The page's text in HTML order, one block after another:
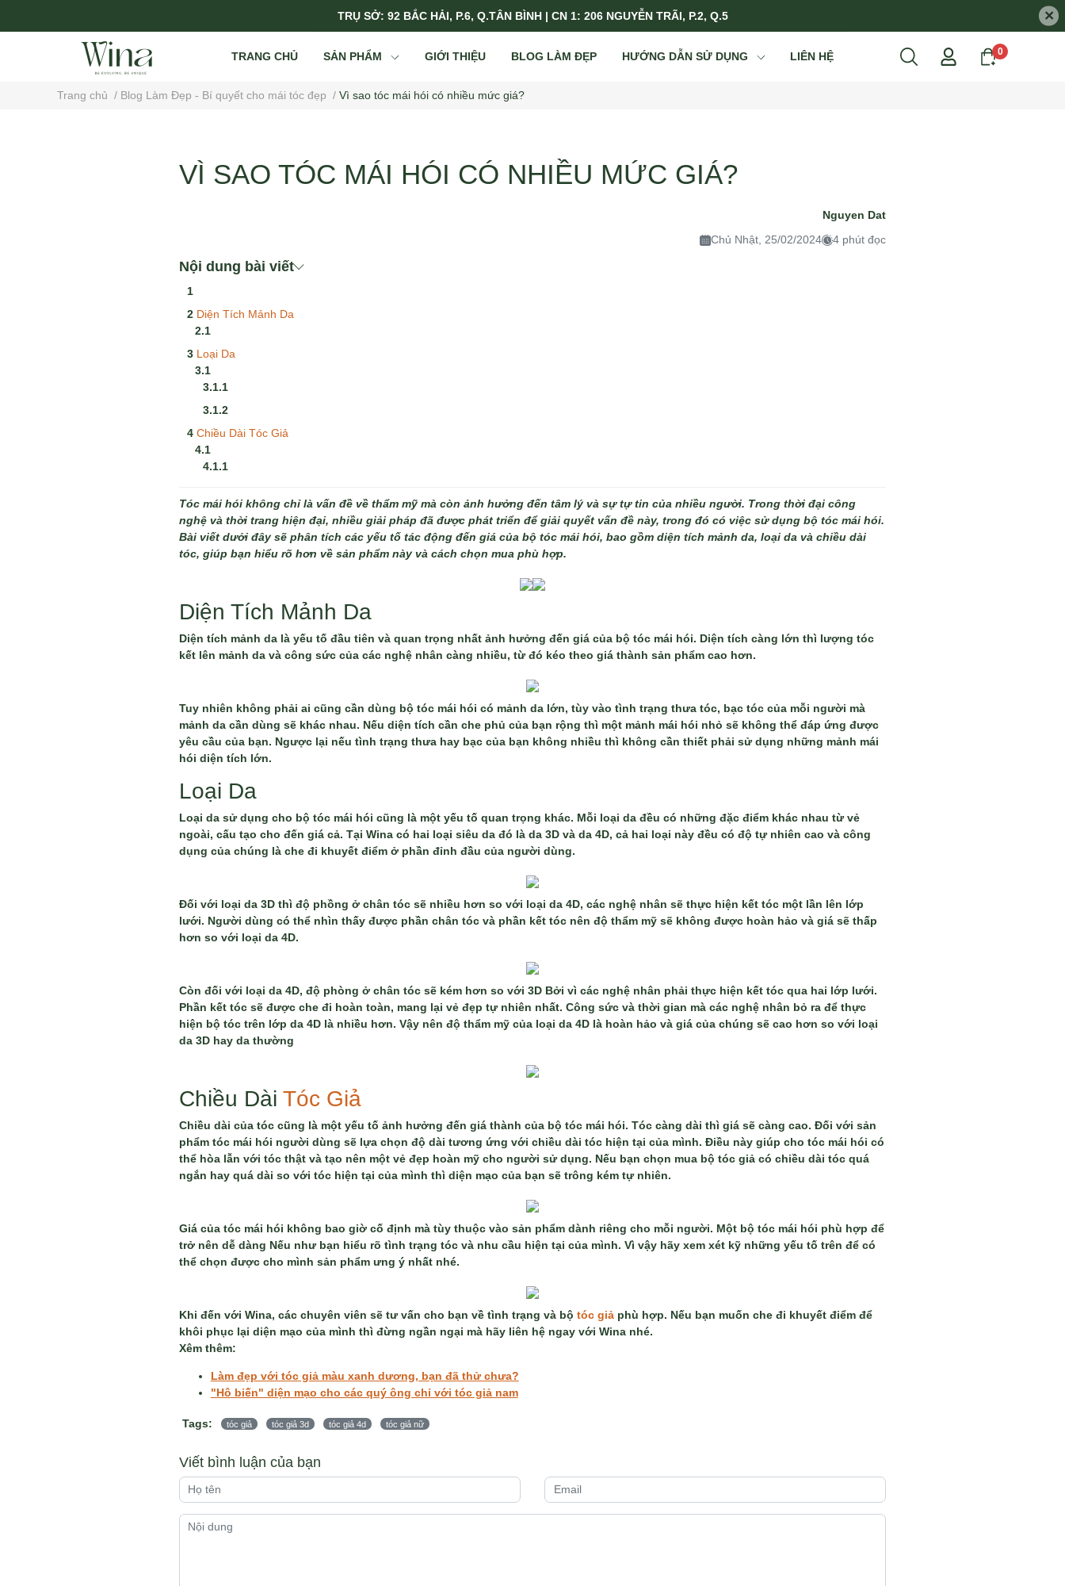
TRỤ SỞ: 92 BẮC HẢI, P.6, Q.TÂN BÌNH | CN 1: 206 NGUYỄN TRÃI, P.2, Q.5 ×
TRANG CHỦ SẢN PHẨM GIỚI THIỆU BLOG LÀM ĐẸP HƯỚNG DẪN SỬ DỤNG LIÊN HỆ 0
Trang chủ / Blog Làm Đẹp - Bí quyết cho mái tóc đẹp / Vì sao tóc mái hói có nhiều mức giá?
VÌ SAO TÓC MÁI HÓI CÓ NHIỀU MỨC GIÁ?
Nguyen Dat
Chủ Nhật, 25/02/2024
4 phút đọc
Nội dung bài viết
Diện Tích Mảnh Da
Loại Da
Chiều Dài Tóc Giả
Tóc mái hói không chỉ là vấn đề về thẩm mỹ mà còn ảnh hưởng đến tâm lý và sự tự tin của nhiều người. Trong thời đại công
nghệ và thời trang hiện đại, nhiều giải pháp đã được phát triển để giải quyết vấn đề này, trong đó có việc sử dụng bộ tóc mái hói.
Bài viết dưới đây sẽ phân tích các yếu tố tác động đến giá của bộ tóc mái hói, bao gồm diện tích mảnh da, loại da và chiều dài
tóc, giúp bạn hiểu rõ hơn về sản phẩm này và cách chọn mua phù hợp.
Diện Tích Mảnh Da
Diện tích mảnh da là yếu tố đầu tiên và quan trọng nhất ảnh hưởng đến giá của bộ tóc mái hói. Diện tích càng lớn thì lượng tóc
kết lên mảnh da và công sức của các nghệ nhân càng nhiều, từ đó kéo theo giá thành sản phẩm cao hơn.
Tuy nhiên không phải ai cũng cần dùng bộ tóc mái hói có mảnh da lớn, tùy vào tình trạng thưa tóc, bạc tóc của mỗi người mà
mảnh da cần dùng sẽ khác nhau. Nếu diện tích cần che phủ của bạn rộng thì một mảnh mái hói nhỏ sẽ không thể đáp ứng được
yêu cầu của bạn. Ngược lại nếu tình trạng thưa hay bạc của bạn không nhiều thì không cần thiết phải sử dụng những mảnh mái
hói diện tích lớn.
Loại Da
Loại da sử dụng cho bộ tóc mái hói cũng là một yếu tố quan trọng khác. Mỗi loại da đều có những đặc điểm khác nhau từ vẻ
ngoài, cấu tạo cho đến giá cả. Tại Wina có hai loại siêu da đó là da 3D và da 4D, cả hai loại này đều có độ tự nhiên cao và công
dụng của chúng là che đi khuyết điểm ở phần đỉnh đầu của người dùng.
Đối với loại da 3D thì độ phồng ở chân tóc sẽ nhiều hơn so với loại da 4D, các nghệ nhân sẽ thực hiện kết tóc một lần lên lớp
lưới. Người dùng có thể nhìn thấy được phần chân tóc và phần kết tóc nên độ thẩm mỹ sẽ không được hoàn hảo và giá sẽ thấp
hơn so với loại da 4D.
Còn đối với loại da 4D, độ phòng ở chân tóc sẽ kém hơn so với 3D Bởi vì các nghệ nhân phải thực hiện kết tóc qua hai lớp lưới.
Phần kết tóc sẽ được che đi hoàn toàn, mang lại vẻ đẹp tự nhiên nhất. Công sức và thời gian mà các nghệ nhân bỏ ra để thực
hiện bộ tóc trên lớp da 4D là nhiều hơn. Vậy nên độ thẩm mỹ của loại da 4D là hoàn hảo và giá của chúng sẽ cao hơn so với loại
da 3D hay da thường
Chiều Dài Tóc Giả
Chiều dài của tóc cũng là một yếu tố ảnh hưởng đến giá thành của bộ tóc mái hói. Tóc càng dài thì giá sẽ càng cao. Đối với sản
phẩm tóc mái hói người dùng sẽ lựa chọn độ dài tương ứng với chiều dài tóc hiện tại của mình. Điều này giúp cho tóc mái hói có
thể hòa lẫn với tóc thật và tạo nên một vẻ đẹp hoàn mỹ cho người sử dụng. Nếu bạn chọn mua bộ tóc giả có chiều dài tóc quá
ngắn hay quá dài so với tóc hiện tại của mình thì diện mạo của bạn sẽ trông kém tự nhiên.
Giá của tóc mái hói không bao giờ cố định mà tùy thuộc vào sản phẩm dành riêng cho mỗi người. Một bộ tóc mái hói phù hợp để
trở nên dễ dàng Nếu như bạn hiểu rõ tình trạng tóc và nhu cầu hiện tại của mình. Vì vậy hãy xem xét kỹ những yếu tố trên để có
thể chọn được cho mình sản phẩm ưng ý nhất nhé.
Khi đến với Wina, các chuyên viên sẽ tư vấn cho bạn về tình trạng và bộ tóc giảphù hợp. Nếu bạn muốn che đi khuyết điểm để
khôi phục lại diện mạo của mình thì đừng ngần ngại mà hãy liên hệ ngay với Wina nhé.
Xêm thêm:
Làm đẹp với tóc giả màu xanh dương, bạn đã thử chưa?
"Hô biến" diện mạo cho các quý ông chỉ với tóc giả nam
Tags: tóc giả tóc giả 3d tóc giả 4d tóc giả nữ
Viết bình luận của bạn